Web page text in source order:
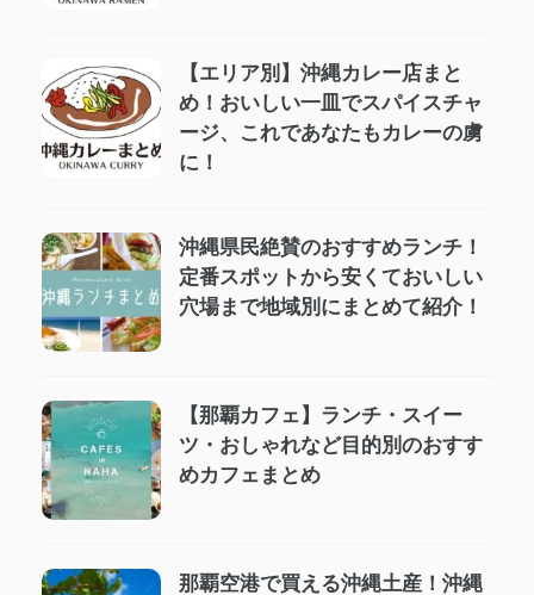
【エリア別】沖縄カレー店まと
め！おいしい一皿でスパイスチャ
ージ、これであなたもカレーの虜
に！
沖縄県民絶賛のおすすめランチ！
定番スポットから安くておいしい
穴場まで地域別にまとめて紹介！
【那覇カフェ】ランチ・スイー
ツ・おしゃれなど目的別のおすす
めカフェまとめ
那覇空港で買える沖縄土産！沖縄